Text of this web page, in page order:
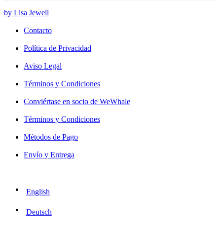
by Lisa Jewell
Contacto
Política de Privacidad
Aviso Legal
Términos y Condiciones
Conviértase en socio de WeWhale
Términos y Condiciones
Métodos de Pago
Envío y Entrega
English
Deutsch